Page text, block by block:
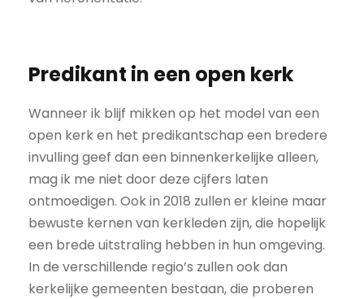
Predikant in een open kerk
Wanneer ik blijf mikken op het model van een
open kerk en het predikantschap een bredere
invulling geef dan een binnenkerkelijke alleen,
mag ik me niet door deze cijfers laten
ontmoedigen. Ook in 2018 zullen er kleine maar
bewuste kernen van kerkleden zijn, die hopelijk
een brede uitstraling hebben in hun omgeving.
In de verschillende regio’s zullen ook dan
kerkelijke gemeenten bestaan, die proberen